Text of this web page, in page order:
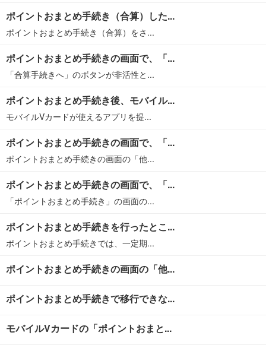
ポイントおまとめ手続き（合算）した...
ポイントおまとめ手続き（合算）をさ...
ポイントおまとめ手続きの画面で、「...
「合算手続きへ」のボタンが非活性と...
ポイントおまとめ手続き後、モバイル...
モバイルVカードが使えるアプリを提...
ポイントおまとめ手続きの画面で、「...
ポイントおまとめ手続きの画面の「他...
ポイントおまとめ手続きの画面で、「...
「ポイントおまとめ手続き」の画面の...
ポイントおまとめ手続きを行ったとこ...
ポイントおまとめ手続きでは、一定期...
ポイントおまとめ手続きの画面の「他...
ポイントおまとめ手続きで移行できな...
モバイルVカードの「ポイントおまと...